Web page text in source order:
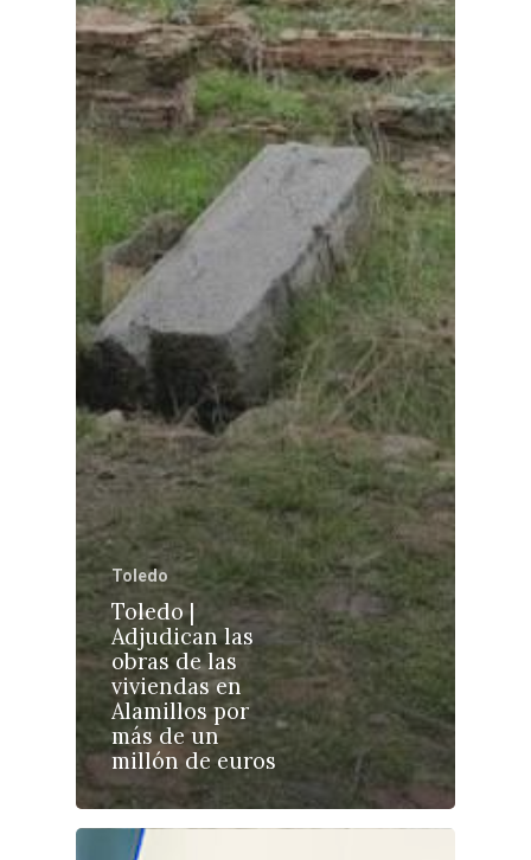
Toledo
Toledo |
Adjudican las
obras de las
viviendas en
Alamillos por
más de un
millón de euros
Castilla-La
Toledo
Ciudad Real
Albacete
Cuenca
Guadalajara
Talavera
Sanidad
Economía
Educación
Cultura
Deportes